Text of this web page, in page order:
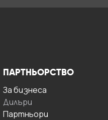
ПАРТНЬОРСТВО
За бизнесa
Дилъри
Партньори